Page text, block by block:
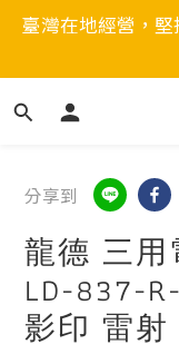
臺灣在地經營，
分享到
龍德 三
LD-837-
影印 雷